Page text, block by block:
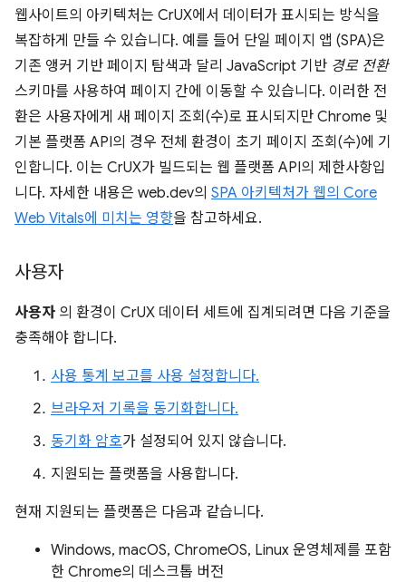
웹사이트의 아키텍처는 CrUX에서 데이터가 표시되는 방식을
복잡하게 만들 수 있습니다. 예를 들어 단일 페이지 앱 (SPA)은
기존 앵커 기반 페이지 탐색과 달리 JavaScript 기반 경로 전환
스키마를 사용하여 페이지 간에 이동할 수 있습니다. 이러한 전
환은 사용자에게 새 페이지 조회(수)로 표시되지만 Chrome 및
기본 플랫폼 API의 경우 전체 환경이 초기 페이지 조회(수)에 기
인합니다. 이는 CrUX가 빌드되는 웹 플랫폼 API의 제한사항입
니다. 자세한 내용은 web.dev의 SPA 아키텍처가 웹의 Core
Web Vitals에 미치는 영향을 참고하세요.
사용자
사용자 의 환경이 CrUX 데이터 세트에 집계되려면 다음 기준을
충족해야 합니다.
사용 통계 보고를 사용 설정합니다.
브라우저 기록을 동기화합니다.
동기화 암호가 설정되어 있지 않습니다.
지원되는 플랫폼을 사용합니다.
현재 지원되는 플랫폼은 다음과 같습니다.
Windows, macOS, ChromeOS, Linux 운영체제를 포함
한 Chrome의 데스크톱 버전